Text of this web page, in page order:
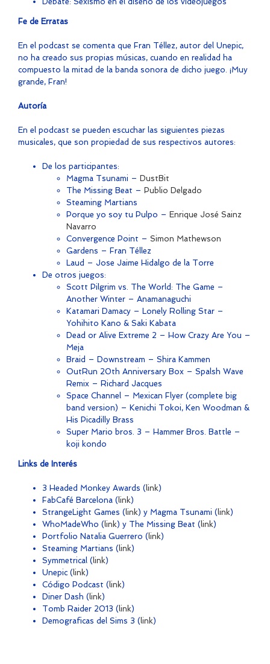
Fe de Erratas
En el podcast se comenta que Fran Téllez, autor del Unepic,
no ha creado sus propias músicas, cuando en realidad ha
compuesto la mitad de la banda sonora de dicho juego. ¡Muy
grande, Fran!
Autoría
En el podcast se pueden escuchar las siguientes piezas
musicales, que son propiedad de sus respectivos autores:
De los participantes:
Magma Tsunami – DustBit
The Missing Beat – Publio Delgado
Steaming Martians
Porque yo soy tu Pulpo – Enrique José Sainz
Navarro
Convergence Point – Simon Mathewson
Gardens – Fran Téllez
Laud – Jose Jaime Hidalgo de la Torre
De otros juegos:
Scott Pilgrim vs. The World: The Game –
Another Winter – Anamanaguchi
Katamari Damacy – Lonely Rolling Star –
Yohihito Kano & Saki Kabata
Dead or Alive Extreme 2 – How Crazy Are You –
Meja
Braid – Downstream – Shira Kammen
OutRun 20th Anniversary Box – Spalsh Wave
Remix – Richard Jacques
Space Channel – Mexican Flyer (complete big
band version) – Kenichi Tokoi, Ken Woodman &
His Picadilly Brass
Super Mario bros. 3 – Hammer Bros. Battle –
koji kondo
Links de Interés
3 Headed Monkey Awards (link)
FabCafé Barcelona (link)
StrangeLight Games (link) y Magma Tsunami (link)
WhoMadeWho (link) y The Missing Beat (link)
Portfolio Natalia Guerrero (link)
Steaming Martians (link)
Symmetrical (link)
Unepic (link)
Código Podcast (link)
Diner Dash (link)
Tomb Raider 2013 (link)
Demograficas del Sims 3 (link)